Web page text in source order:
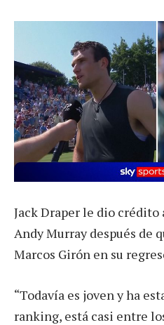
Jack Draper le dio
Andy Murray después de
Marcos Girón en su
“Todavía es joven y ha
ranking, está casi entre